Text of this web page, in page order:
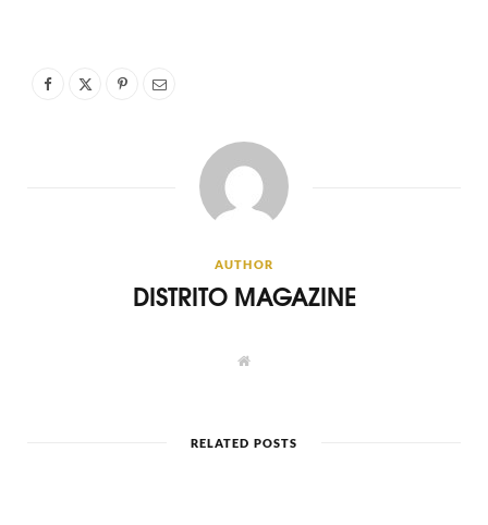
AUTHOR
DISTRITO MAGAZINE
W
e
RELATED POSTS